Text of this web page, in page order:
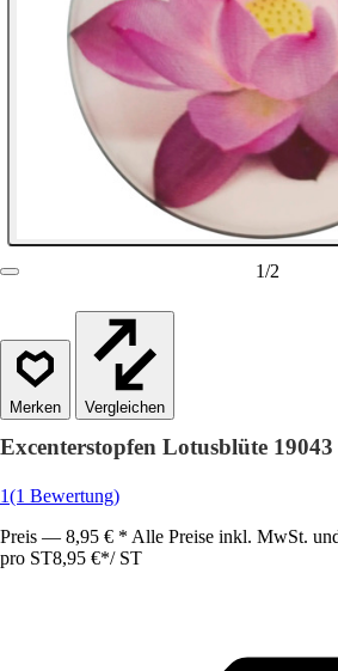
1/2
Vergleichen
Excenterstopfen Lotusblüte 19043
1(1 Bewertung)
Preis — 8,95 € * Alle Preise inkl. MwSt.
pro ST8,95 €*/ ST